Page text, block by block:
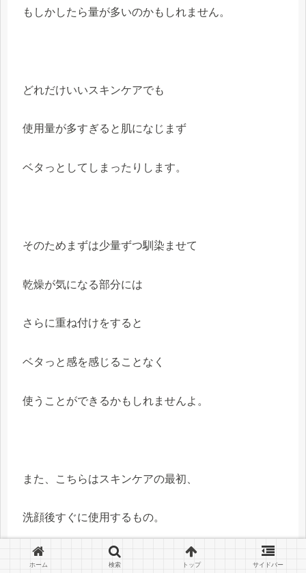
もしかしたら量が多いのかもしれません。
どれだけいいスキンケアでも
使用量が多すぎると肌になじまず
ベタっとしてしまったりします。
そのためまずは少量ずつ馴染ませて
乾燥が気になる部分には
さらに重ね付けをすると
ベタっと感を感じることなく
使うことができるかもしれませんよ。
また、こちらはスキンケアの最初、
洗顔後すぐに使用するもの。
ホーム 検索 トップ サイドバー